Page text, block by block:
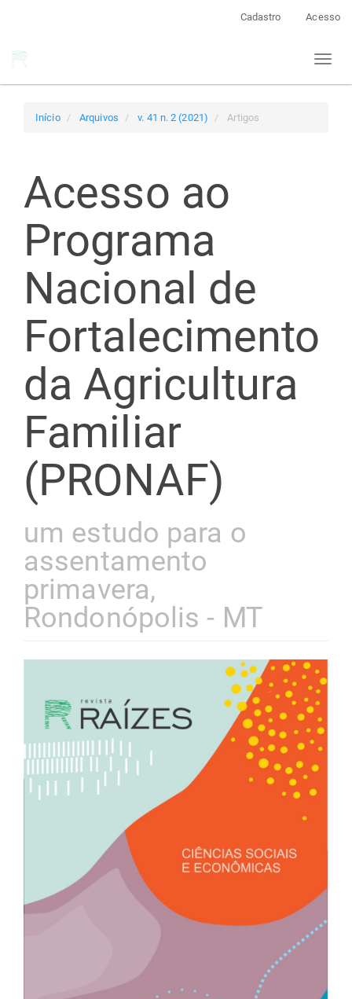
Cadastro Acesso
Toggle
Início Arquivos v. 41 n. 2 (2021) Artigos
Acesso ao
Programa
Nacional de
Fortalecimento
da Agricultura
Familiar
(PRONAF)
um estudo para o
assentamento
primavera,
Rondonópolis - MT
lateral
de
artigos